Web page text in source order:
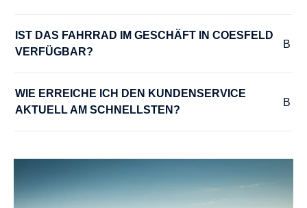
LENKER :
Humpert ergotec Ergo XXL, 31,8 mm
MODELLJAHR :
2025
MOTOR :
MOTOR-LEISTUNG :
IST DAS FAHRRAD IM GESCHÄFT IN COESFELD
VERFÜGBAR?
WIE ERREICHE ICH DEN KUNDENSERVICE
AKTUELL AM SCHNELLSTEN?